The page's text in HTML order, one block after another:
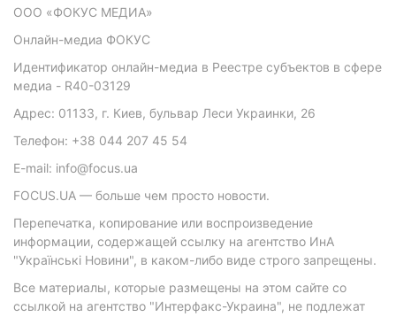
ООО «ФОКУС МЕДИА»
Онлайн-медиа ФОКУС
Идентификатор онлайн-медиа в Реестре субъектов в сфере
медиа - R40-03129
Адрес: 01133, г. Киев, бульвар Леси Украинки, 26
Телефон: +38 044 207 45 54
E-mail: info@focus.ua
FOCUS.UA — больше чем просто новости.
Перепечатка, копирование или воспроизведение
информации, содержащей ссылку на агентство ИнА
"Українські Новини", в каком-либо виде строго запрещены.
Все материалы, которые размещены на этом сайте со
ссылкой на агентство "Интерфакс-Украина", не подлежат